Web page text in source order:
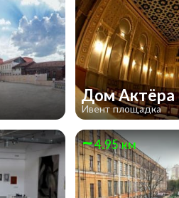
Дом Актёра
Ивент площадка
4.95 км